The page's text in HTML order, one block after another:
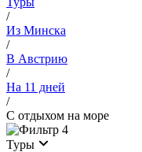
/
Из Минска
/
В Австрию
/
На 11 дней
/
С отдыхом на море
4
Туры